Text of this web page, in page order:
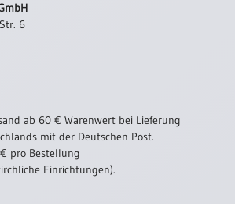
6
ab 60 € Warenwert bei Lieferung
mit der Deutschen Post.
pro Bestellung
Einrichtungen).